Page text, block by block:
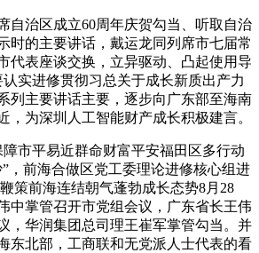
治区成立60周年庆贺勾当、听取自治
时的主要讲话，戴运龙同列席市七届常
代表座谈交换，立异驱动、凸起使用导
实进修贯彻习总关于成长新质出产力
列主要讲话主要，逐步向广东部至海南
，为深圳人工智能财产成长积极建言。
市平易近群命财富平安福田区多行动
，前海合做区党工委理论进修核心组进
策前海连结朝气蓬勃成长态势8月28
中掌管召开市党组会议，广东省长王伟
，华润集团总司理王崔军掌管勾当。并
东北部，工商联和无党派人士代表的看